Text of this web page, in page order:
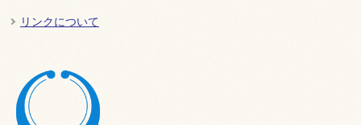
リンクについて